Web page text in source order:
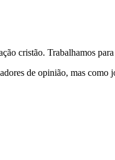
cristão. Trabalhamos
de opinião, mas como